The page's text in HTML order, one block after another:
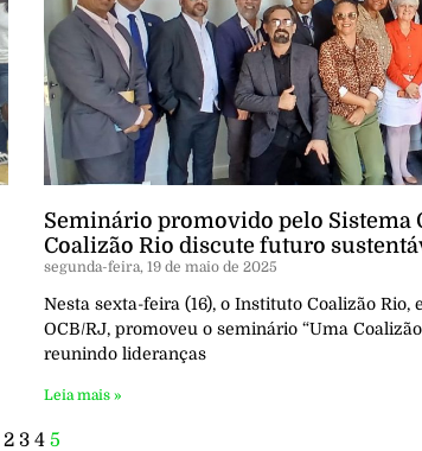
Seminário promovido pelo Sistema
Coalizão Rio discute futuro
segunda-feira, 19 de maio de 2025
Nesta sexta-feira (16), o Instituto Coalizão Rio,
OCB/RJ, promoveu o seminário “Uma
reunindo lideranças
Leia mais »
2 3 4 5